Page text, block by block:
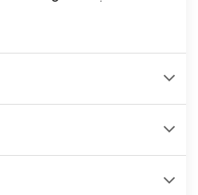
thanh toán tự động qua